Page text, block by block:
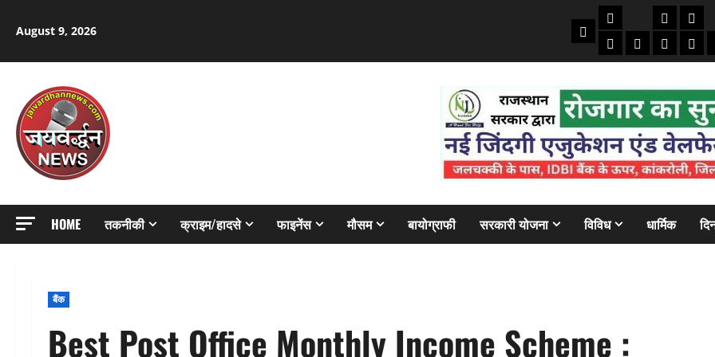
August 9, 2026 Home
तकनीकी
ऑटो
मोबाइल
क्राइम/
अजबबैंक
HOME तकनीकी क्राइम/हादसे फाइनेंस मौसम बायोग्राफी सरकारी योजना विविध धार्मिक
बैंक
Best Post Office Monthly Income Scheme :